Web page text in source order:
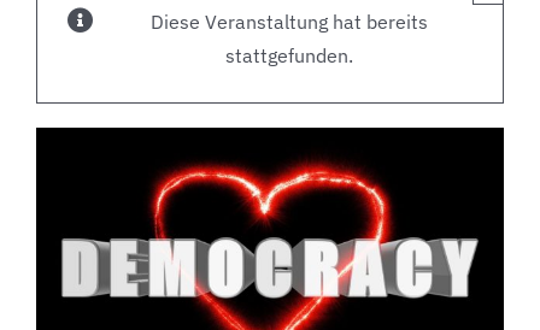
Diese Veranstaltung hat bereits
stattgefunden.